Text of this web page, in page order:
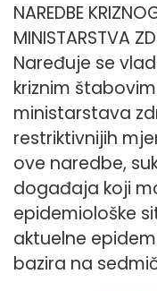
NAREDBE
MINISTARSTVA
Naređuje se
kriznim
ministarstava
restriktivnijih
ove naredbe,
događaja koji
epidemiološke
aktuelne
bazira na